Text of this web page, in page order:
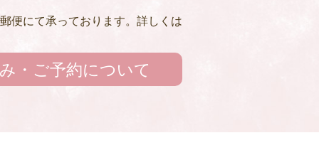
便にて承っております。詳しくは
・ご予約について